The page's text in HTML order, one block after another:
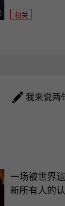
相关
我来说两
一场被世界
新所有人的